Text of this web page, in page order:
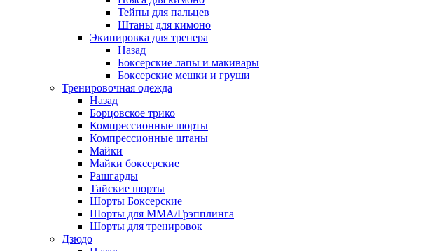
Тейпы для пальцев
Штаны для кимоно
Экипировка для тренера
Назад
Боксерские лапы и макивары
Боксерские мешки и груши
Тренировочная одежда
Назад
Борцовское трико
Компрессионные шорты
Компрессионные штаны
Майки
Майки боксерские
Рашгарды
Тайские шорты
Шорты Боксерские
Шорты для ММА/Грэпплинга
Шорты для тренировок
Дзюдо